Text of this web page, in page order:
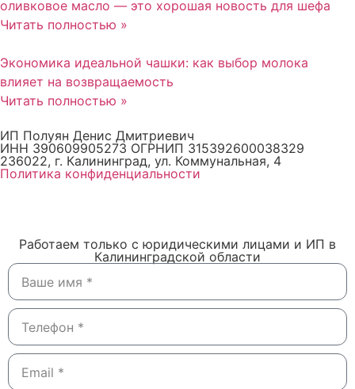
оливковое масло — это хорошая новость для шефа
Читать полностью »
Экономика идеальной чашки: как выбор молока
влияет на возвращаемость
Читать полностью »
ИП Полуян Денис Дмитриевич
ИНН 390609905273 ОГРНИП 315392600038329
236022, г. Калининград, ул. Коммунальная, 4
Политика конфиденциальности
Работаем только с юридическими лицами и ИП в
Калининградской области